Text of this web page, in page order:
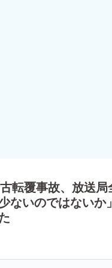
転覆事故、放送局
ないのではないか